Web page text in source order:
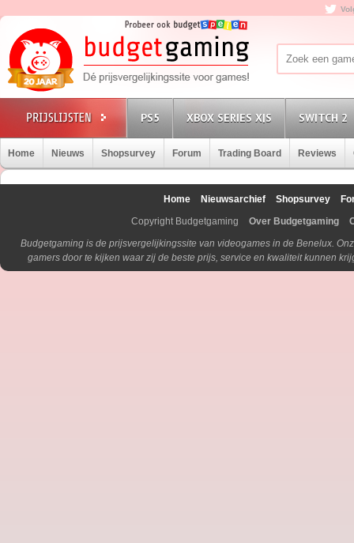
PS5 XBOX SERIES X|S SWITCH 2
Home Nieuws Shopsurvey Forum Trading Board Reviews
Home Nieuwsarchief Shopsurvey
Copyright Budgetgaming
Over Budgetgaming
Budgetgaming is de prijsvergelijkingssite van videogames in de Benelux.
gamers door te kijken waar zij de beste prijs, service en kwaliteit kunnen